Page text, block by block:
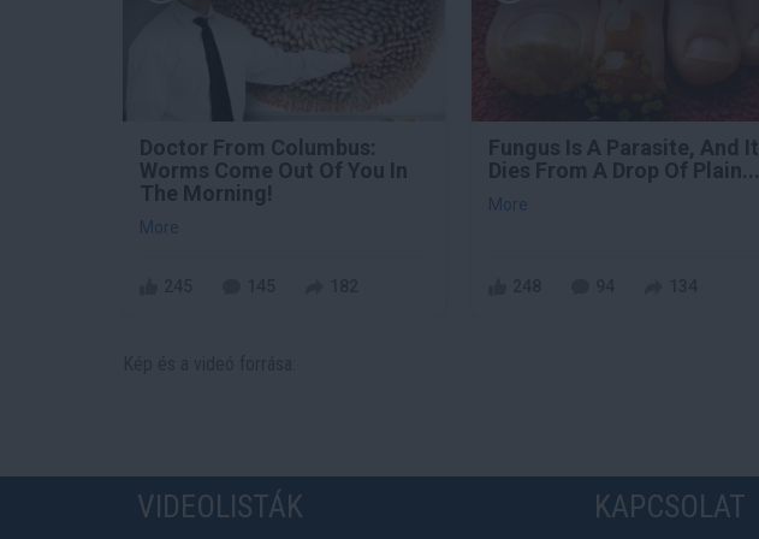
Doctor From Columbus:
Worms Come Out Of You In
The Morning!
More
Fungus Is A Parasite, And It
Dies From A Drop Of Plain...
More
VIDEOLISTÁK KAPCSOLAT